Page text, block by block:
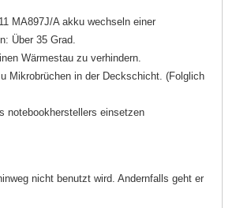
MA897J/A akku wechseln einer
Über 35 Grad.
Wärmestau zu verhindern.
Mikrobrüchen in der Deckschicht. (Folglich
notebookherstellers einsetzen
nicht benutzt wird. Andernfalls geht er